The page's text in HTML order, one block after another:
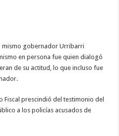
mismo gobernador Urribarri
en persona fue quien dialogó
de su actitud, lo que incluso fue
Fiscal prescindió del testimonio del
a los policías acusados de